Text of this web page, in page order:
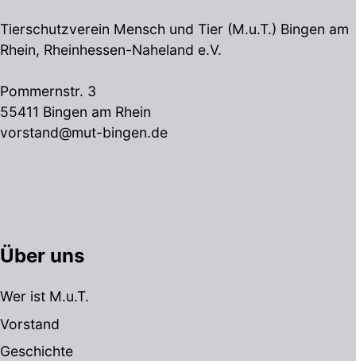
Tierschutzverein Mensch und Tier (M.u.T.) Bingen am
Rhein, Rheinhessen-Naheland e.V.
Pommernstr. 3
55411 Bingen am Rhein
vorstand@mut-bingen.de
Über uns
Wer ist M.u.T.
Vorstand
Geschichte